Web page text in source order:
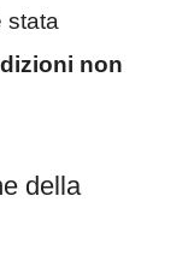
stata
non
della